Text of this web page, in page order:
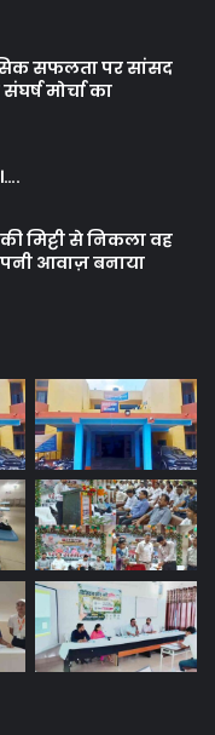
सफलता पर सांसद
मोर्चा का
मिट्टी से निकला वह
आवाज़ बनाया